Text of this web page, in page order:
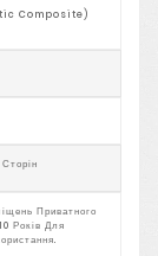
Composite)
Приватного
Років Для